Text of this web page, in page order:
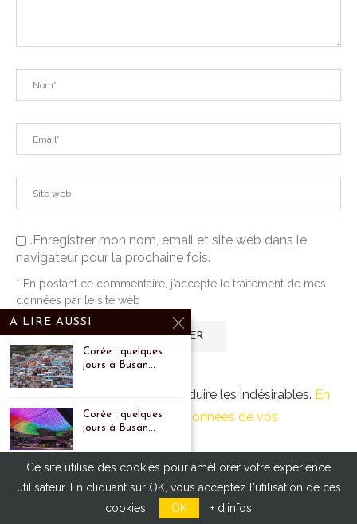
.Enregistrer mon nom, email et site web dans le
navigateur pour la prochaine fois.
* En postant ce commentaire, j'accepte le traitement de mes
données par le site web
Ce site utilise Akismet pour réduire les indésirables. En
savoir plus sur comment les données de vos
commentaires sont utilisées
A LIRE AUSSI
Corée : quelques
jours à Busan...
Corée : quelques
jours à Busan...
Broadway Market
et Borough Market,
Londres
Ce site utilise des cookies pour améliorer votre expérience
utilisateur. En cliquant sur OK, vous acceptez l'utilisation de ces
cookies.
OK + d'infos